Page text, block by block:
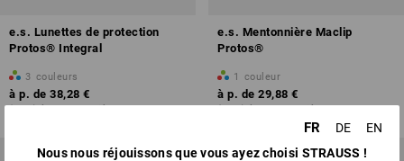
e.s. Lunettes de protection
Protos® Integral
3 couleurs
à p. de 38,28 €
e.s. Mentonnière Maclip
Protos®
1 couleur
à p. de 29,88 €
FR DE
EN
Nous nous réjouissons que vous ayez choisi STRAUSS !